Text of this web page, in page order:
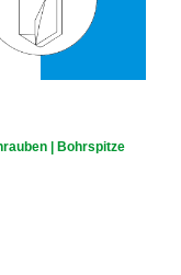
| Bohrspitze